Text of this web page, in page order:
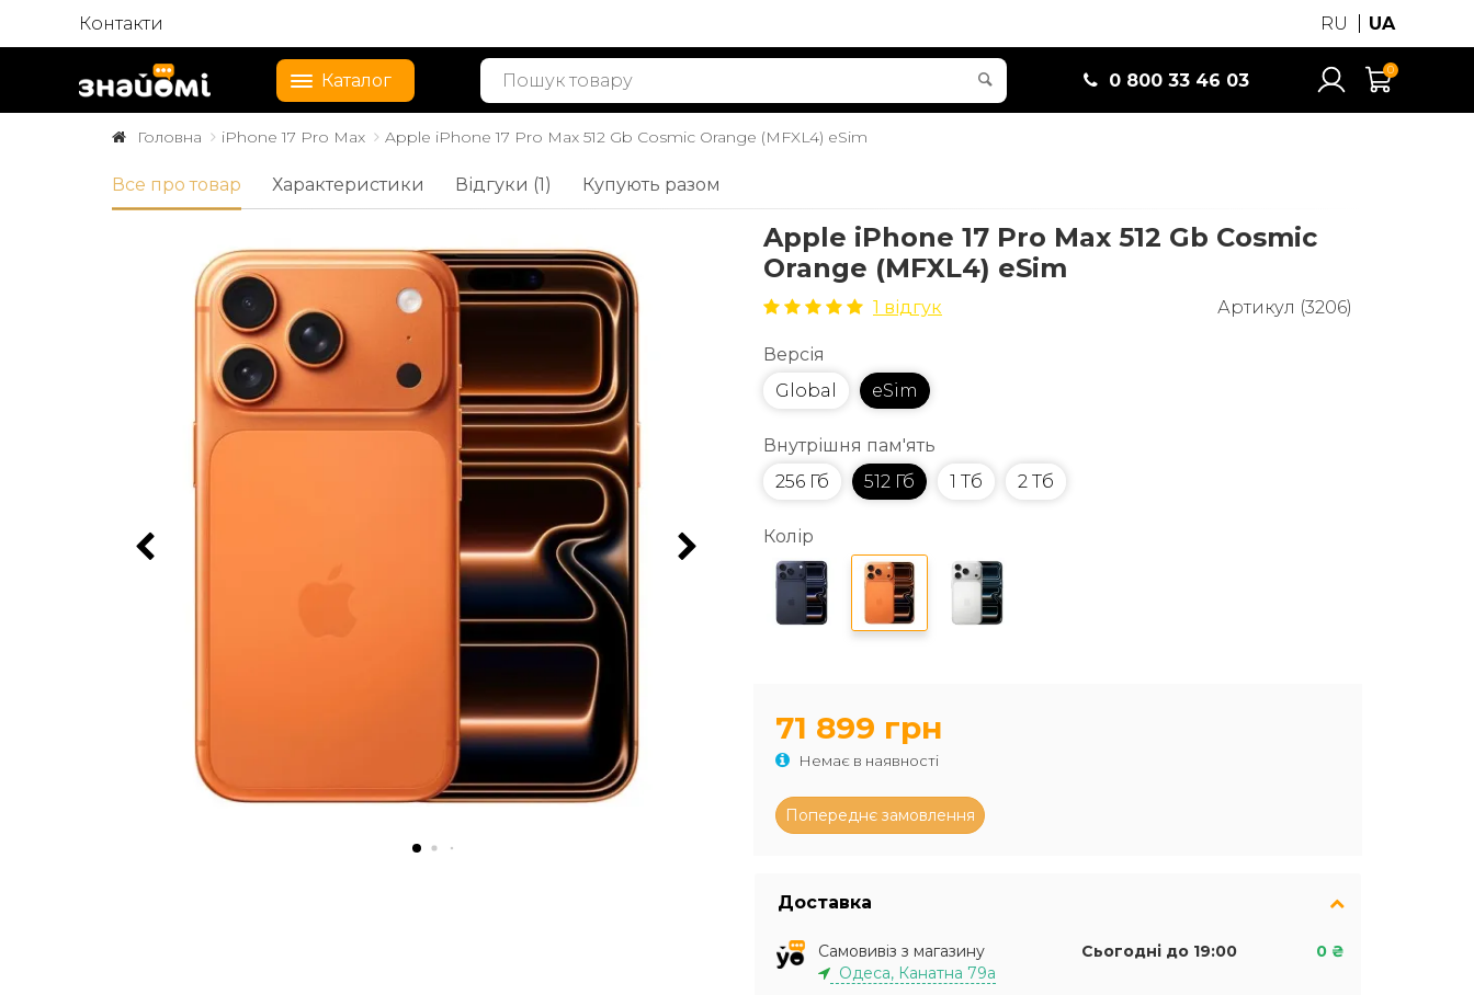
Контакти RU UA
Каталог 0 800 33 46 03
0
Головна iPhone 17 Pro Max Apple iPhone 17 Pro Max 512 Gb Cosmic Orange (MFXL4) eSim
Все про товар Характеристики Відгуки (1) Купують разом
Apple iPhone 17 Pro Max 512 Gb Cosmic
Orange (MFXL4) eSim
1 відгук Артикул (3206)
Версія
Global
eSim
Внутрішня пам'ять
256 Гб
512 Гб 1 Тб 2 Тб
Колір
71 899 грн
Немає в наявності
Доставка
Самовивіз з магазину
Одеса, Канатна 79а
Сьогодні до 19:00 0 ₴